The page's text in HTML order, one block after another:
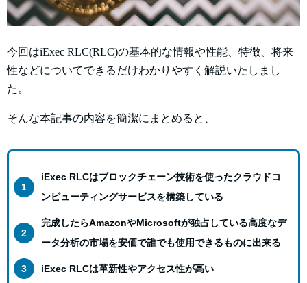
今回はiExec RLC(RLC)の基本的な情報や性能、特徴、将来
性などについてできるだけわかりやすく解説いたしまし
た。
そんな本記事の内容を簡潔にまとめると、
iExec RLCはブロックチェーン技術を使ったクラウドコ
ンピューティングサービスを構築している
完成したらAmazonやMicrosoftが独占している高度なデ
ータ分析の市場を安価で誰でも使用できるものに出来る
iExec RLCは革新性やアクセス性が高い